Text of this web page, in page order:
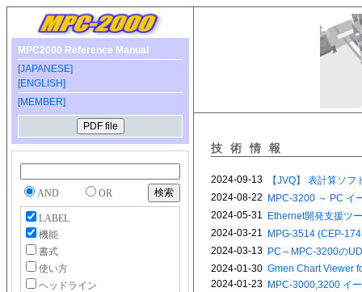
MPC2000 Reference Manual
[JAPANESE]
[ENGLISH]
[MEMBER]
AND OR
LABEL
機能
書式
使い方
ヘッドライン
技術情報